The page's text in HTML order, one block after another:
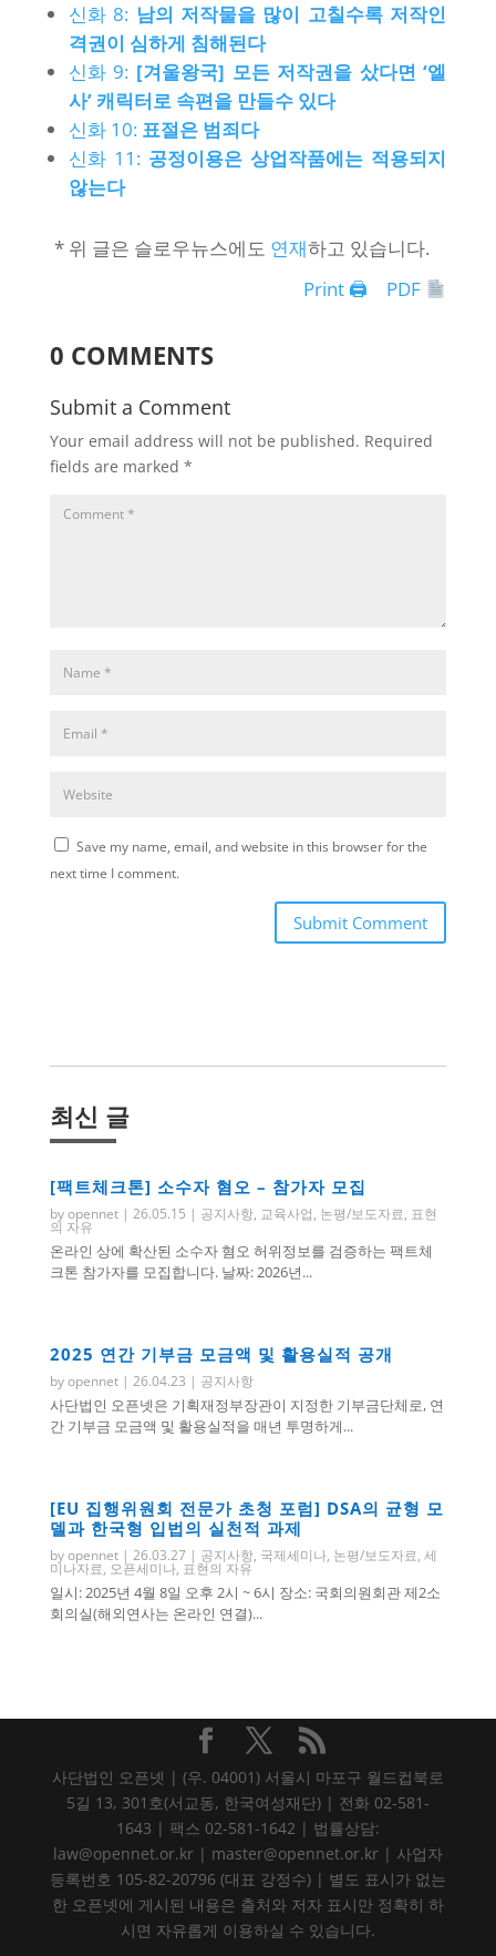
신화 8: 남의 저작물을 많이 고칠수록 저작인
격권이 심하게 침해된다
신화 9: [겨울왕국] 모든 저작권을 샀다면 ‘엘
사’ 캐릭터로 속편을 만들수 있다
신화 10: 표절은 범죄다
신화 11: 공정이용은 상업작품에는 적용되지
않는다
* 위 글은 슬로우뉴스에도 연재하고 있습니다.
Print 🖨
PDF
0 COMMENTS
Submit a Comment
Your email address will not be published. Required
fields are marked *
Save my name, email, and website in this browser for the
next time I comment.
Submit Comment
최신 글
[팩트체크톤] 소수자 혐오 – 참가자 모집
byopennet| 26.05.15 | 공지사항, 교육사업, 논평/보도자료, 표현
의 자유
온라인 상에 확산된 소수자 혐오 허위정보를 검증하는 팩트체
크톤 참가자를 모집합니다. 날짜: 2026년...
2025 연간 기부금 모금액 및 활용실적 공개
byopennet| 26.04.23 | 공지사항
사단법인 오픈넷은 기획재정부장관이 지정한 기부금단체로, 연
간 기부금 모금액 및 활용실적을 매년 투명하게...
[EU 집행위원회 전문가 초청 포럼] DSA의 균형 모
델과 한국형 입법의 실천적 과제
byopennet| 26.03.27| 공지사항, 국제세미나, 논평/보도자료, 세
미나자료, 오픈세미나, 표현의 자유
일시: 2025년 4월 8일 오후 2시 ~ 6시 장소: 국회의원회관 제2소
회의실(해외연사는 온라인 연결)...
사단법인 오픈넷 | (우. 04001) 서울시 마포구 월드컵북로
5길 13, 301호(서교동, 한국여성재단) | 전화 02-581-
1643 | 팩스 02-581-1642 | 법률상담:
law@opennet.or.kr | master@opennet.or.kr | 사업자
등록번호 105-82-20796 (대표 강정수) | 별도 표시가 없는
한 오픈넷에 게시된 내용은 출처와 저자 표시만 정확히 하
시면 자유롭게 이용하실 수 있습니다.